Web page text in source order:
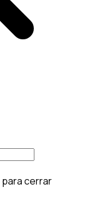
para cerrar